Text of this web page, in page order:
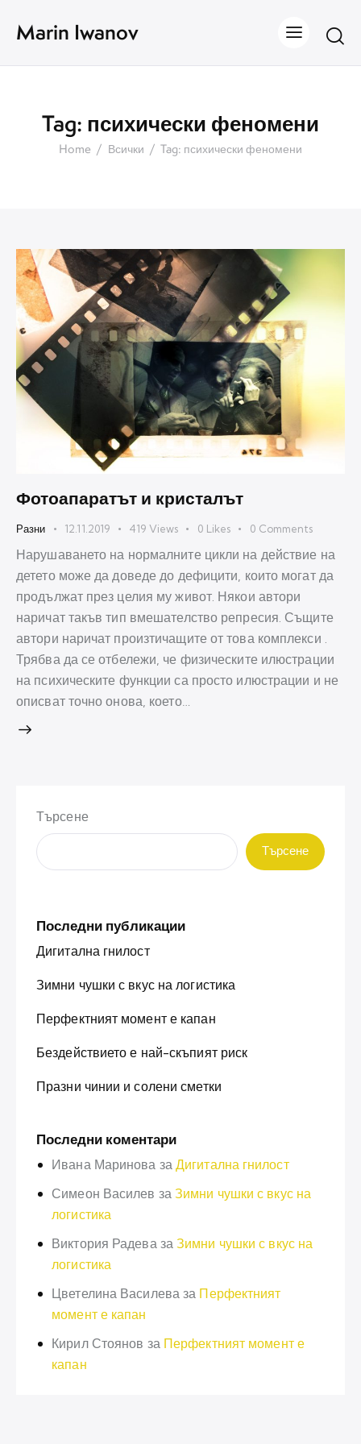
Marin Iwanov
Tag: психически феномени
Home Всички Tag: психически феномени
Фотоапаратът и кристалът
Разни 12.11.2019 419 Views 0 Likes 0 Comments
Нарушаването на нормалните цикли на действие на
детето може да доведе до дефицити, които могат да
продължат през целия му живот. Някои автори
наричат такъв тип вмешателство репресия. Същите
автори наричат произтичащите от това комплекси .
Трябва да се отбележи, че физическите илюстрации
на психическите функции са просто илюстрации и не
описват точно онова, което…
Търсене
Търсене
Последни публикации
Дигитална гнилост
Зимни чушки с вкус на логистика
Перфектният момент е капан
Бездействието е най-скъпият риск
Празни чинии и солени сметки
Последни коментари
Ивана Маринова за Дигитална гнилост
Симеон Василев за Зимни чушки с вкус на
логистика
Виктория РадевазаЗимни чушки с вкус на
логистика
Цветелина Василева за Перфектният
момент е капан
Кирил Стоянов за Перфектният момент е
капан